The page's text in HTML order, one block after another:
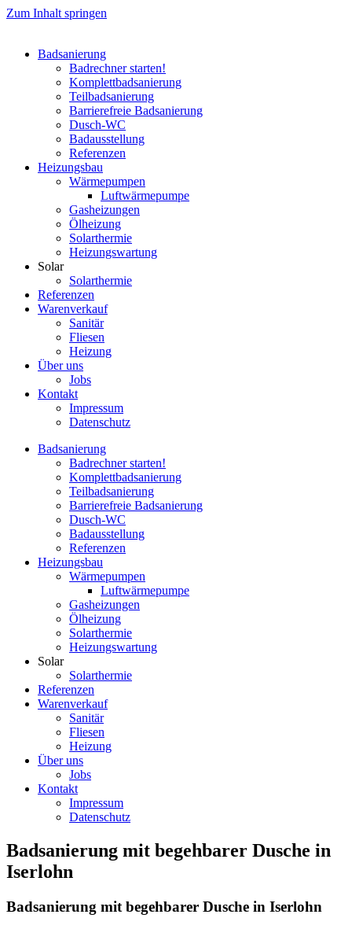
Zum Inhalt springen
Badsanierung
Badrechner starten!
Komplett­badsanierung
Teilbadsanierung
Barrierefreie Badsanierung
Dusch-WC
Badausstellung
Referenzen
Heizungsbau
Wärmepumpen
Luftwärmepumpe
Gasheizungen
Ölheizung
Solarthermie
Heizungswartung
Solar
Solarthermie
Referenzen
Warenverkauf
Sanitär
Fliesen
Heizung
Über uns
Jobs
Kontakt
Impressum
Datenschutz
Badsanierung
Badrechner starten!
Komplett­badsanierung
Teilbadsanierung
Barrierefreie Badsanierung
Dusch-WC
Badausstellung
Referenzen
Heizungsbau
Wärmepumpen
Luftwärmepumpe
Gasheizungen
Ölheizung
Solarthermie
Heizungswartung
Solar
Solarthermie
Referenzen
Warenverkauf
Sanitär
Fliesen
Heizung
Über uns
Jobs
Kontakt
Impressum
Datenschutz
Badsanierung mit begehbarer Dusche in
Iserlohn
Badsanierung mit begehbarer Dusche in Iserlohn